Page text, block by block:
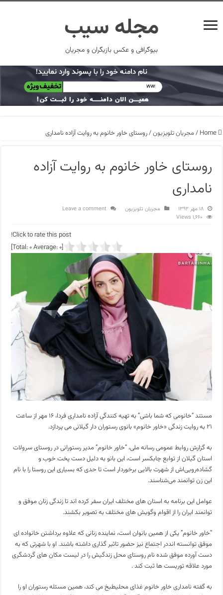
مجله سیب
بیوگرافی و عکس بازیگران و مجریان
Home
/مجریان تلویزیون/روستای خاور خانوم به روایت آزاده نامداری
روستای خاور خانوم به روایت آزاده
نامداری
۱۸ مهر ۱۳۹۲ مجریان تلویزیون
Leave a comment
1,660 Views
Click to rate this post!
[Total:
0Average: 0
]
مستند “خانومی که شما باشی” به تهیه کنندگی آزاده نامداری فردا، ۱۶ مهر از ساعت
۲۱ به روایت زندگی «خاور خانوم» بانوی رستوران دار گیلانی می ‌پردازد.
به گزارش روابط عمومی رسانه ملی، “خاور خانوم” مدیر رستورانی در روستای سرولات
استان گیلان از توابع چابکسر است، این بانو به دلیل دست پخت خوب و
گشاده‌رویی‌اش از شهرت بالایی برخوردار است تا حدی که بسیاری این روستا را با نام
این زن توانمند می‌شناسند.
عوامل این برنامه به استان های مختلف ایران سفر کرده اند تا زندگی زنان موفق و
توانمند ایران را از اقوام وگویش های مختلف به تصویر بکشند.
“خاور خانوم” یکی از همین بانوان است، نماینده زنانی که علاوه برداشتن خانواده ای
موفق توانسته انددر اجتماع نیز حضور تاثیر گذاری داشته باشند. او با شهرتی که به
دست آورده موفق شده نام روستای محل زندگیش را در لیست مکان های گردشگری
مورد علاقه توریست ها ثبت کند .
به گفته نامداری خاور خانوم غذای محلیطبخ می کند، همین مسئله رستوران او را